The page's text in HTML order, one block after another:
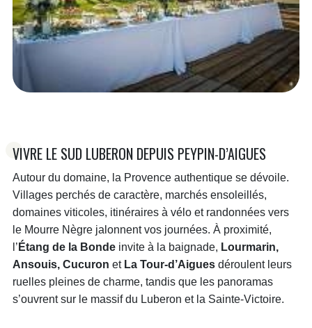
VIVRE LE SUD LUBERON DEPUIS PEYPIN-D’AIGUES
Autour du domaine, la Provence authentique se dévoile.
Villages perchés de caractère, marchés ensoleillés,
domaines viticoles, itinéraires à vélo et randonnées vers
le Mourre Nègre jalonnent vos journées. À proximité,
l’ Étang de la Bondeinvite à la baignade, Lourmarin,
Ansouis, Cucuron et La Tour-d’Aiguesdéroulent leurs
ruelles pleines de charme, tandis que les panoramas
s’ouvrent sur le massif du Luberon et la Sainte-Victoire.